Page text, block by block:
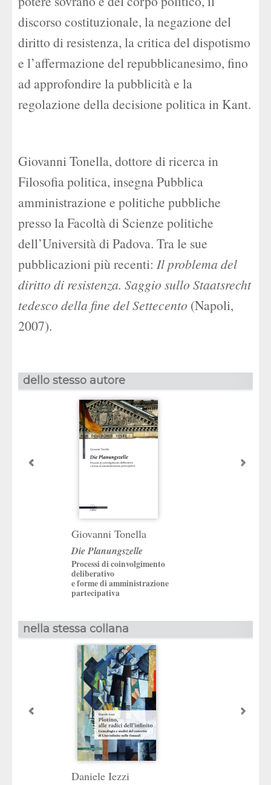
discorso costituzionale, la negazione del
diritto di resistenza, la critica del dispotismo
e l’affermazione del repubblicanesimo, fino
ad approfondire la pubblicità e la
regolazione della decisione politica in Kant.
Giovanni Tonella, dottore di ricerca in
Filosofia politica, insegna Pubblica
amministrazione e politiche pubbliche
presso la Facoltà di Scienze politiche
dell’Università di Padova. Tra le sue
pubblicazioni più recenti: Il problema del
diritto di resistenza. Saggio sullo Staatsrecht
tedesco della fine del Settecento (Napoli,
2007).
dello stesso autore
Giovanni Tonella
Die Planungszelle
Processi di coinvolgimento
deliberativo
e forme di amministrazione
partecipativa
nella stessa collana
Daniele Iezzi